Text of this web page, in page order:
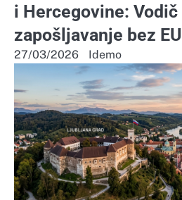
i Hercegovine: Vodič
zapošljavanje bez
27/03/2026 Idemo